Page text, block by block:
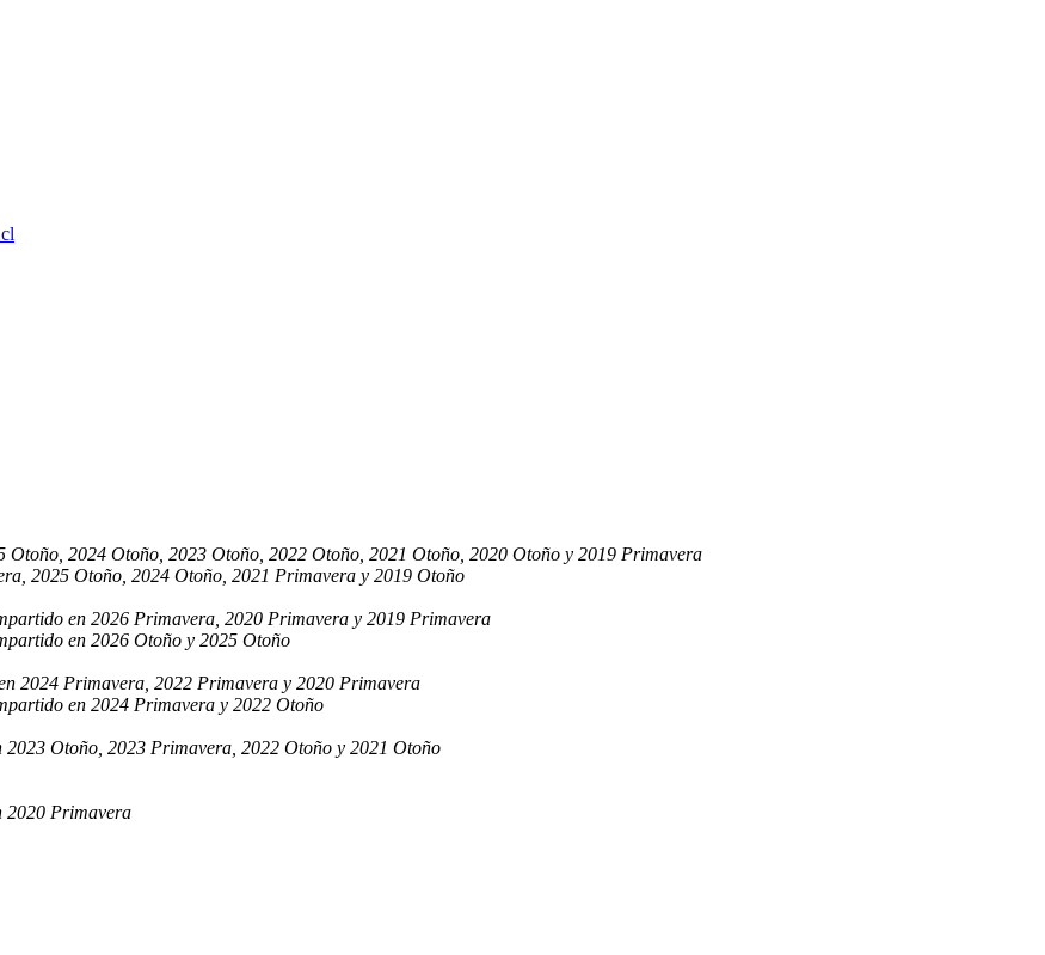
Otoño, 2024 Otoño, 2023 Otoño, 2022 Otoño, 2021 Otoño, 2020 Otoño y 2019 Primavera
2025 Otoño, 2024 Otoño, 2021 Primavera y 2019 Otoño
en 2026 Primavera, 2020 Primavera y 2019 Primavera
en 2026 Otoño y 2025 Otoño
2024 Primavera, 2022 Primavera y 2020 Primavera
en 2024 Primavera y 2022 Otoño
2023 Otoño, 2023 Primavera, 2022 Otoño y 2021 Otoño
2020 Primavera